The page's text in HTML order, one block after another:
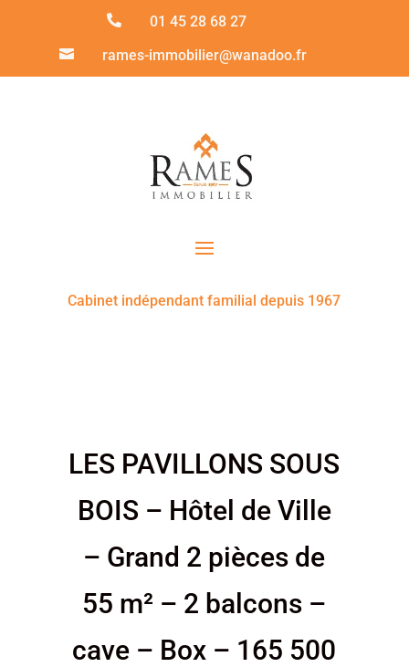
 01 45 28 68 27
 rames-immobilier@wanadoo.fr
Cabinet indépendant familial depuis 1967
LES PAVILLONS SOUS
BOIS – Hôtel de Ville
– Grand 2 pièces de
55 m² – 2 balcons –
cave – Box – 165 500